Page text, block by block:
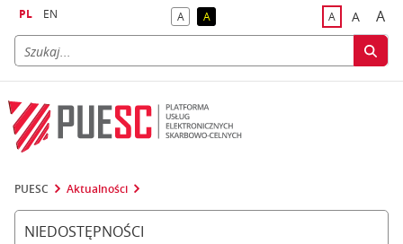
PL EN Akontrast domyślny
Akontrast żółty tekst na czarnym tle
Adomyślna
A A
PUESC Aktualności
NIEDOSTĘPNOŚCI